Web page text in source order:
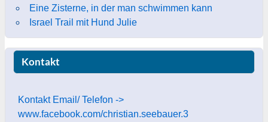
Eine Zisterne, in der man schwimmen kann
Israel Trail mit Hund Julie
Kontakt
Kontakt Email/ Telefon ->
www.facebook.com/christian.seebauer.3